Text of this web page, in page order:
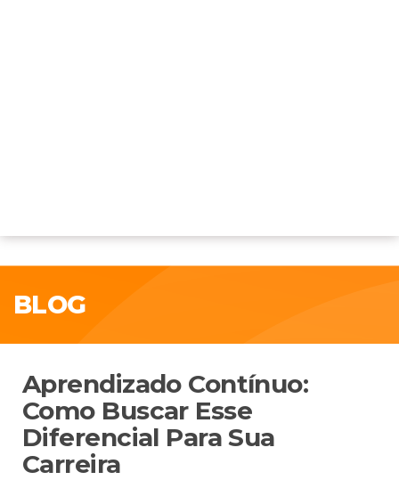
BLOG
Aprendizado Contínuo:
Como Buscar Esse
Diferencial Para Sua
Carreira